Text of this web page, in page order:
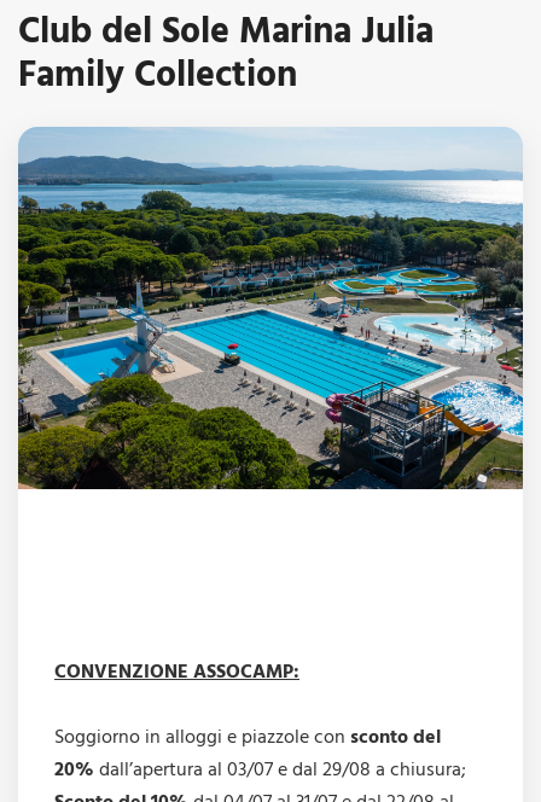
Club del Sole Marina Julia
Family Collection
CONVENZIONE ASSOCAMP:
Soggiorno in alloggi e piazzole consconto del
20%dall’apertura al 03/07 e dal 29/08 a chiusura;